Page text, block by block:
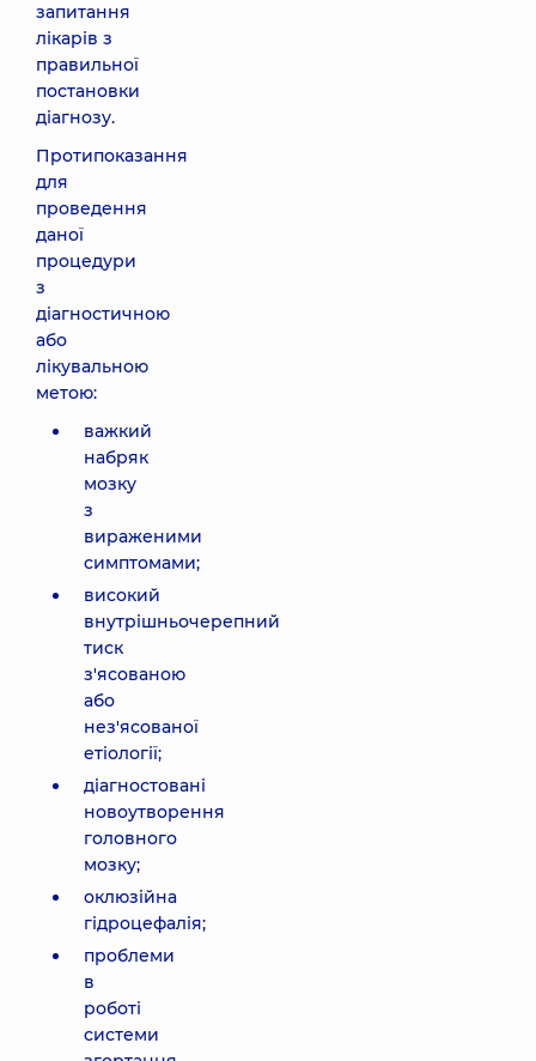
запитання
лікарів з
правильної
постановки
діагнозу.
Протипоказання
для
проведення
даної
процедури
з
діагностичною
або
лікувальною
метою:
важкий
набряк
мозку
з
вираженими
симптомами;
високий
внутрішньочерепний
тиск
з'ясованою
або
нез'ясованої
етіології;
діагностовані
новоутворення
головного
мозку;
оклюзійна
гідроцефалія;
проблеми
в
роботі
системи